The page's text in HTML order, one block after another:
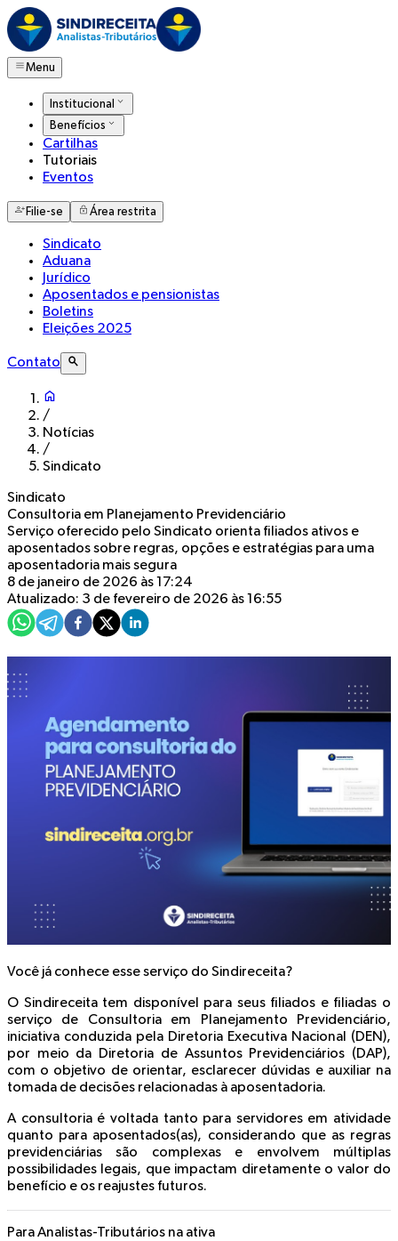
Menu
Institucional
Benefícios
Cartilhas
Tutoriais
Eventos
Filie-se Área restrita
Sindicato
Aduana
Jurídico
Aposentados e pensionistas
Boletins
Eleições 2025
Contato
/
Notícias
/
Sindicato
Sindicato
Consultoria em Planejamento Previdenciário
Serviço oferecido pelo Sindicato orienta filiados ativos e
aposentados sobre regras, opções e estratégias para uma
aposentadoria mais segura
8 de janeiro de 2026 às 17:24
Atualizado: 3 de fevereiro de 2026 às 16:55
Você já conhece esse serviço do Sindireceita?
O Sindireceita tem disponível para seus filiados e filiadas o
serviço de Consultoria em Planejamento Previdenciário,
iniciativa conduzida pela Diretoria Executiva Nacional (DEN),
por meio da Diretoria de Assuntos Previdenciários (DAP),
com o objetivo de orientar, esclarecer dúvidas e auxiliar na
tomada de decisões relacionadas à aposentadoria.
A consultoria é voltada tanto para servidores em atividade
quanto para aposentados(as), considerando que as regras
previdenciárias são complexas e envolvem múltiplas
possibilidades legais, que impactam diretamente o valor do
benefício e os reajustes futuros.
Para Analistas-Tributários na ativa